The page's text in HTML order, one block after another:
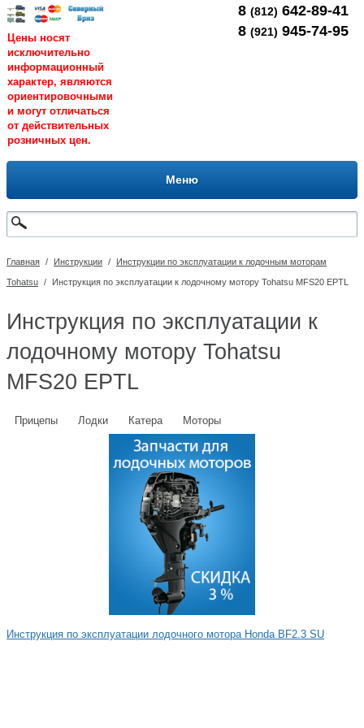
Цены носят
исключительно
информационный
характер, являются
ориентировочными
и могут отличаться
от действительных
розничных цен.
8 (812) 642-89-41
8 (921) 945-74-95
Меню
Главная / Инструкции / Инструкции по эксплуатации к лодочным моторам
Tohatsu / Инструкция по эксплуатации к лодочному мотору Tohatsu MFS20 EPTL
Инструкция по эксплуатации к
лодочному мотору Tohatsu
MFS20 EPTL
Прицепы Лодки Катера Моторы
Инструкция по эксплуатации лодочного мотора Honda BF2.3 SU